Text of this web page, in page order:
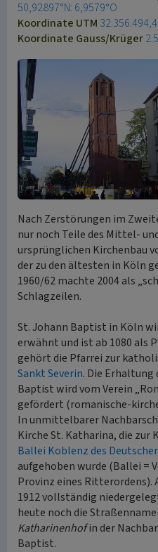
50,92897°N: 6,9579°O
Koordinate UTM
Koordinate Gauss/Krüger
Nach Zerstörungen im
nur noch Teile des Mittel-
ursprünglichen Kirchenbau
der zu den ältesten in Köln
1960/62 machte 2004 als
Schlagzeilen.
St. Johann Baptist in Köln
erwähnt und ist ab 1080 als
gehört die Pfarrei zur
Sankt Severin. Die Erhaltung
Baptist wird vom Verein
gefördert (romanische-
In unmittelbarer
Kirche St. Katharina, die zur
Ballei Koblenz des
aufgehoben wurde (Ballei =
Provinz eines Ritterordens).
1912 vollständig
heute noch die
Katharinenhofin der
Baptist.